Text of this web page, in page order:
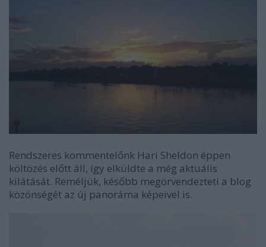
Rendszeres kommentelőnk Hari Sheldon éppen
költözés előtt áll, így elküldte a még aktuális
kilátását. Reméljük, később megörvendezteti a blog
közönségét az új panoráma képeivel is.